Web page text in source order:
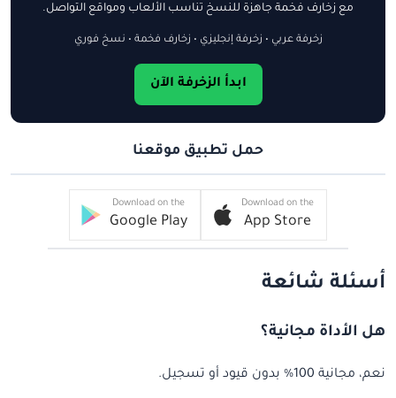
مع زخارف فخمة جاهزة للنسخ تناسب الألعاب ومواقع التواصل.
زخرفة عربي • زخرفة إنجليزي • زخارف فخمة • نسخ فوري
ابدأ الزخرفة الآن
حمل تطبيق موقعنا
Download on the
App Store
Download on the
Google Play
أسئلة شائعة
هل الأداة مجانية؟
نعم، مجانية 100% بدون قيود أو تسجيل.